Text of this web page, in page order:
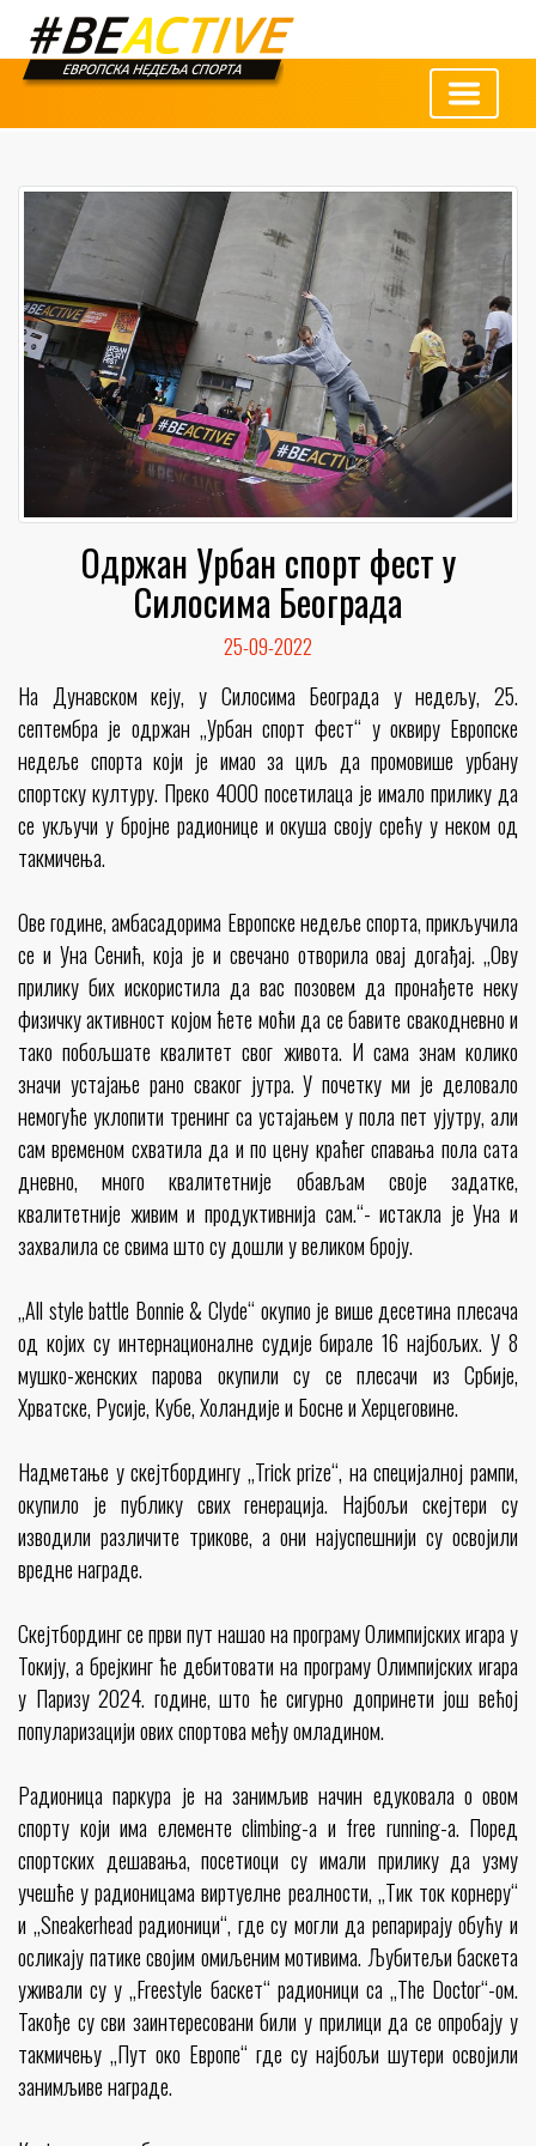
Одржан Урбан спорт фест у
Силосима Београда
25-09-2022
На Дунавском кеју, у Силосима Београда у недељу, 25.
септембра је одржан „Урбан спорт фест“ у оквиру Европске
недеље спорта који је имао за циљ да промовише урбану
спортску културу. Преко 4000 посетилаца је имало прилику да
се укључи у бројне радионице и окуша своју срећу у неком од
такмичења.
Ове године, амбасадорима Европске недеље спорта, прикључила
се и Уна Сенић, која је и свечано отворила овај догађај. „Ову
прилику бих искористила да вас позовем да пронађете неку
физичку активност којом ћете моћи да се бавите свакодневно и
тако побољшате квалитет свог живота. И сама знам колико
значи устајање рано сваког јутра. У почетку ми је деловало
немогуће уклопити тренинг са устајањем у пола пет ујутру, али
сам временом схватила да и по цену краћег спавања пола сата
дневно, много квалитетније обављам своје задатке,
квалитетније живим и продуктивнија сам.“- истакла је Уна и
захвалила се свима што су дошли у великом броју.
„All style battle Bonnie & Clyde“ окупио је више десетина плесача
од којих су интернационалне судије бирале 16 најбољих. У 8
мушко-женских парова окупили су се плесачи из Србије,
Хрватске, Русије, Кубе, Холандије и Босне и Херцеговине.
Надметање у скејтбордингу „Trick prize“, на специјалној рампи,
окупило је публику свих генерација. Најбољи скејтери су
изводили различите трикове, а они најуспешнији су освојили
вредне награде.
Скејтбординг се први пут нашао на програму Олимпијских игара у
Токију, а брејкинг ће дебитовати на програму Олимпијских игара
у Паризу 2024. године, што ће сигурно допринети још већој
популаризацији ових спортова међу омладином.
Радионица паркура је на занимљив начин едуковала о овом
спорту који има елементе climbing-a и free running-a. Поред
спортских дешавања, посетиоци су имали прилику да узму
учешће у радионицама виртуелне реалности, „Тик ток корнеру“
и „Sneakerhead радионици“, где су могли да репарирају обућу и
осликају патике својим омиљеним мотивима. Љубитељи баскета
уживали су у „Freestyle баскет“ радионици са „The Doctor“-ом.
Такође су сви заинтересовани били у прилици да се опробају у
такмичењу „Пут око Европе“ где су најбољи шутери освојили
занимљиве награде.